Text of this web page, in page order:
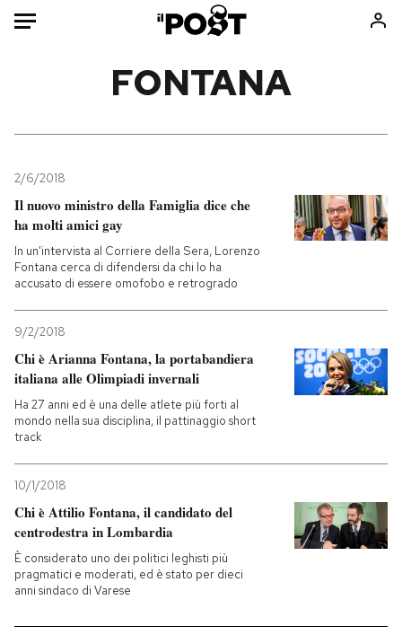
Mondo
Politica
Tecnologia
Internet
Scienza
Economia
Sport
Consumismi
Ok Boomer!
Media
Mondiali calcio 2026
PODCAST
I MIEI PREFERITI
FONTANA
2/6/2018
Il nuovo ministro della Famiglia dice che
ha molti amici gay
In un'intervista al Corriere della Sera, Lorenzo
Fontana cerca di difendersi da chi lo ha
accusato di essere omofobo e retrogrado
9/2/2018
Chi è Arianna Fontana, la portabandiera
italiana alle Olimpiadi invernali
Ha 27 anni ed è una delle atlete più forti al
mondo nella sua disciplina, il pattinaggio short
track
10/1/2018
Chi è Attilio Fontana, il candidato del
centrodestra in Lombardia
È considerato uno dei politici leghisti più
pragmatici e moderati, ed è stato per dieci
anni sindaco di Varese